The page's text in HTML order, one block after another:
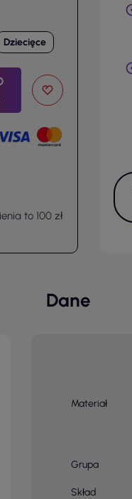
Dziecięce
to 100 zł
Dane
Materiał
Grupa
Skład